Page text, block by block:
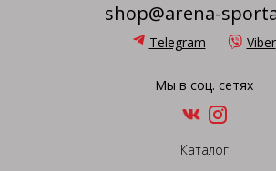
shop@arena-
Telegram Viber
Мы в соц. сетях
Каталог